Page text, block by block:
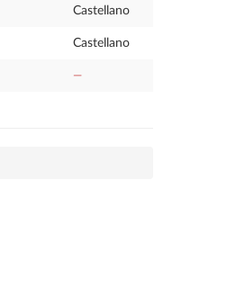
Castellano
Castellano
—